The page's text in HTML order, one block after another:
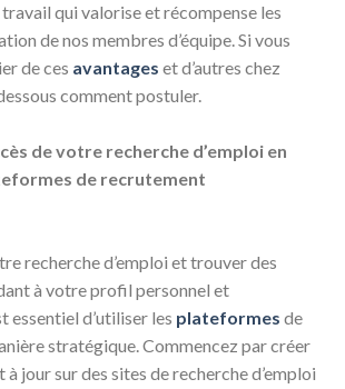
qui valorise et récompense les
de nos membres d’équipe. Si vous
de ces avantages et d’autres chez
comment postuler.
de votre recherche d’emploi en
de recrutement
recherche d’emploi et trouver des
à votre profil personnel et
essentiel d’utiliser les plateformes de
stratégique. Commencez par créer
jour sur des sites de recherche d’emploi